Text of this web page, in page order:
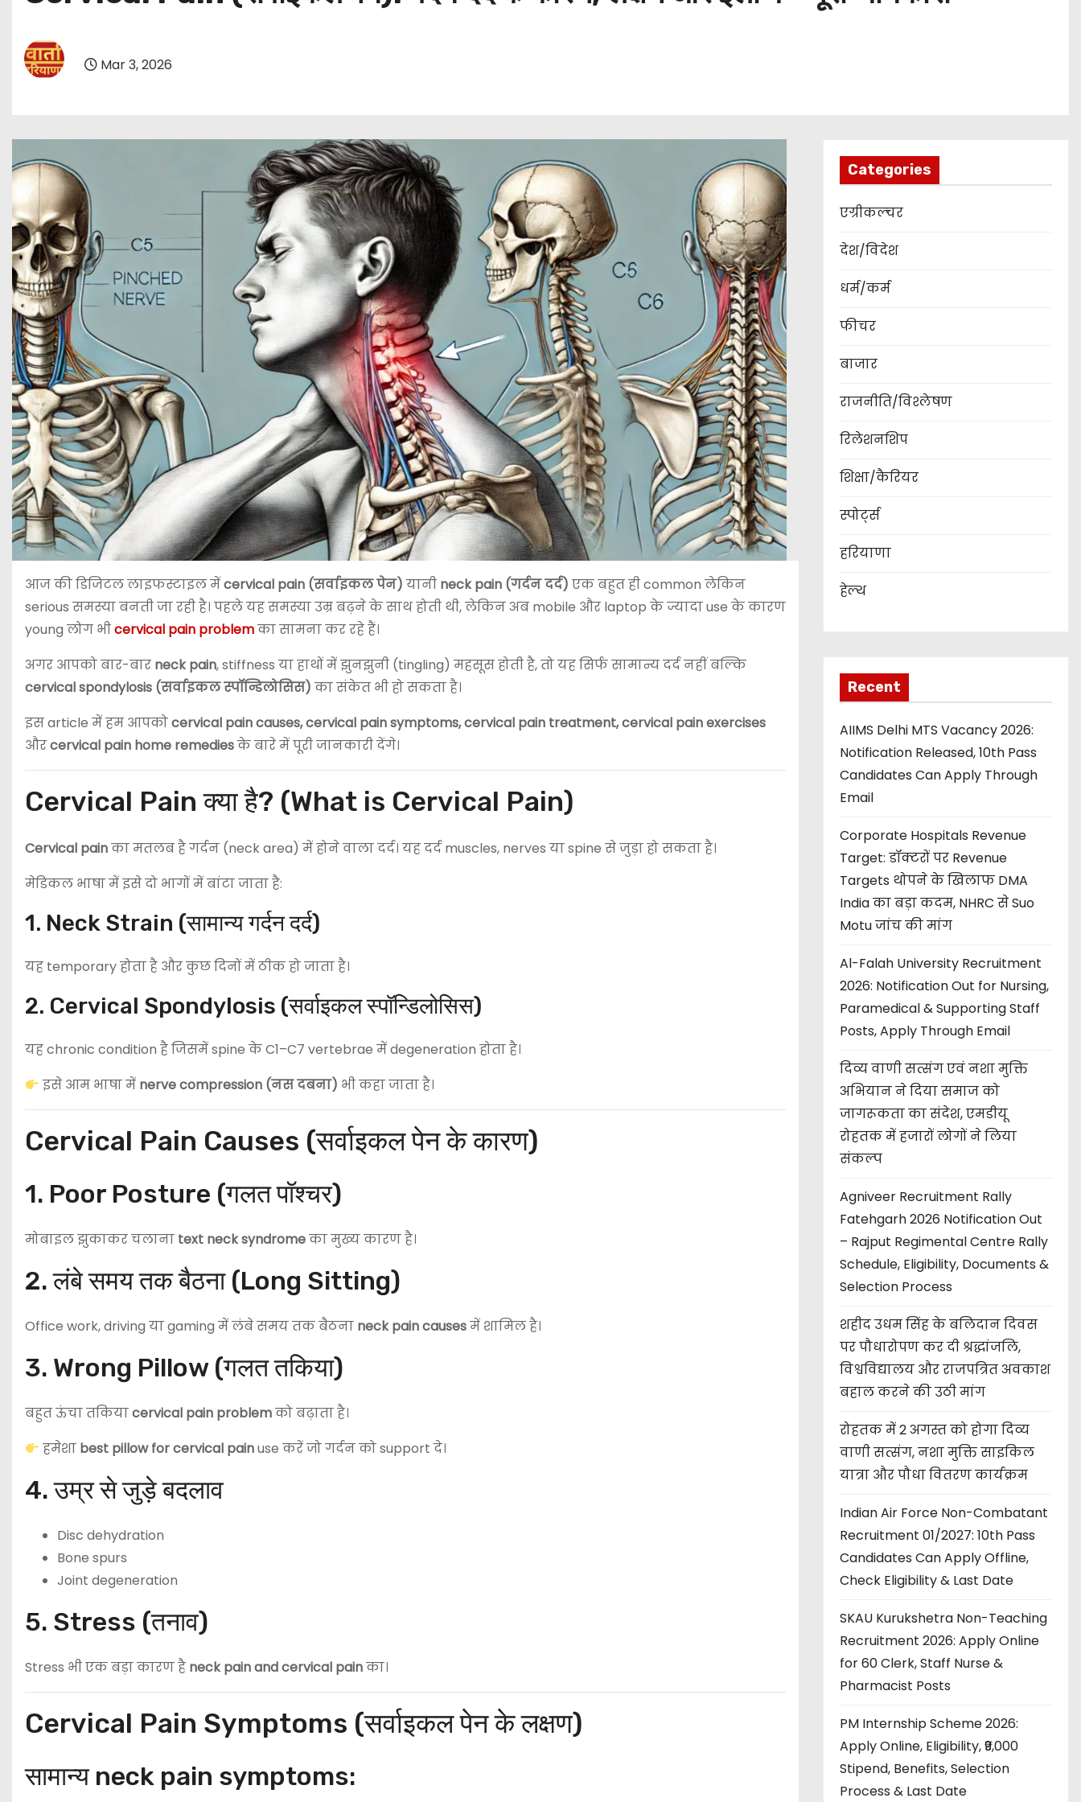
Mar 3, 2026
आज की डिजिटल लाइफस्टाइल मेंcervical pain (सर्वाइकल पेन) यानी neck pain (गर्दन दर्द) एक बहुत ही common लेकिन
serious समस्या बनती जा रही है। पहले यह समस्या उम्र बढ़ने के साथ होती थी, लेकिन अब mobile और laptop के ज्यादा use के कारण
young लोग भीcervical pain problemका सामना कर रहे हैं।
अगर आपको बार-बार neck pain, stiffness या हाथों में झुनझुनी (tingling) महसूस होती है, तो यह सिर्फ सामान्य दर्द नहीं बल्कि
cervical spondylosis (सर्वाइकल स्पॉन्डिलोसिस) का संकेत भी हो सकता है।
इस article में हम आपकोcervical pain causes, cervical pain symptoms, cervical pain treatment, cervical pain exercises
औरcervical pain home remediesके बारे में पूरी जानकारी देंगे।
Cervical Pain क्या है? (What is Cervical Pain)
Cervical painका मतलब है गर्दन (neck area) में होने वाला दर्द। यह दर्द muscles, nerves या spine से जुड़ा हो सकता है।
मेडिकल भाषा में इसे दो भागों में बांटा जाता है:
1. Neck Strain (सामान्य गर्दन दर्द)
यह temporary होता है और कुछ दिनों में ठीक हो जाता है।
2. Cervical Spondylosis (सर्वाइकल स्पॉन्डिलोसिस)
यह chronic condition है जिसमें spine के C1–C7 vertebrae में degeneration होता है।
इसे आम भाषा में nerve compression (नस दबना) भी कहा जाता है।
Cervical Pain Causes (सर्वाइकल पेन के कारण)
1. Poor Posture (गलत पॉश्चर)
मोबाइल झुकाकर चलाना text neck syndromeका मुख्य कारण है।
2. लंबे समय तक बैठना (Long Sitting)
Office work, driving या gaming में लंबे समय तक बैठना neck pain causesमें शामिल है।
3. Wrong Pillow (गलत तकिया)
बहुत ऊंचा तकियाcervical pain problemको बढ़ाता है।
हमेशा best pillow for cervical painuse करें जो गर्दन को support दे।
4. उम्र से जुड़े बदलाव
Disc dehydration
Bone spurs
Joint degeneration
5. Stress (तनाव)
Stress भी एक बड़ा कारण है neck pain and cervical painका।
Cervical Pain Symptoms (सर्वाइकल पेन के लक्षण)
सामान्य neck pain symptoms:
Categories
एग्रीकल्चर
देश/विदेश
धर्म/कर्म
फीचर
बाजार
राजनीति/विश्लेषण
रिलेशनशिप
शिक्षा/कैरियर
स्पोर्ट्स
हरियाणा
हेल्थ
Recent
AIIMS Delhi MTS Vacancy 2026:
Notification Released, 10th Pass
Candidates Can Apply Through
Email
Corporate Hospitals Revenue
Target: डॉक्टरों पर Revenue
Targets थोपने के खिलाफ DMA
India का बड़ा कदम, NHRC से Suo
Motu जांच की मांग
Al-Falah University Recruitment
2026: Notification Out for Nursing,
Paramedical & Supporting Staff
Posts, Apply Through Email
दिव्य वाणी सत्संग एवं नशा मुक्ति
अभियान ने दिया समाज को
जागरूकता का संदेश, एमडीयू
रोहतक में हजारों लोगों ने लिया
संकल्प
Agniveer Recruitment Rally
Fatehgarh 2026 Notification Out
– Rajput Regimental Centre Rally
Schedule, Eligibility, Documents &
Selection Process
शहीद उधम सिंह के बलिदान दिवस
पर पौधारोपण कर दी श्रद्धांजलि,
विश्वविद्यालय और राजपत्रित अवकाश
बहाल करने की उठी मांग
रोहतक में 2 अगस्त को होगा दिव्य
वाणी सत्संग, नशा मुक्ति साइकिल
यात्रा और पौधा वितरण कार्यक्रम
Indian Air Force Non-Combatant
Recruitment 01/2027: 10th Pass
Candidates Can Apply Offline,
Check Eligibility & Last Date
SKAU Kurukshetra Non-Teaching
Recruitment 2026: Apply Online
for 60 Clerk, Staff Nurse &
Pharmacist Posts
PM Internship Scheme 2026:
Apply Online, Eligibility, ₹9,000
Stipend, Benefits, Selection
Process & Last Date